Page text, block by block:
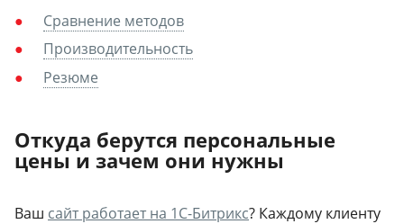
Сравнение методов
Производительность
Резюме
Откуда берутся персональные
цены и зачем они нужны
Ваш сайт работает на 1С-Битрикс? Каждому клиенту